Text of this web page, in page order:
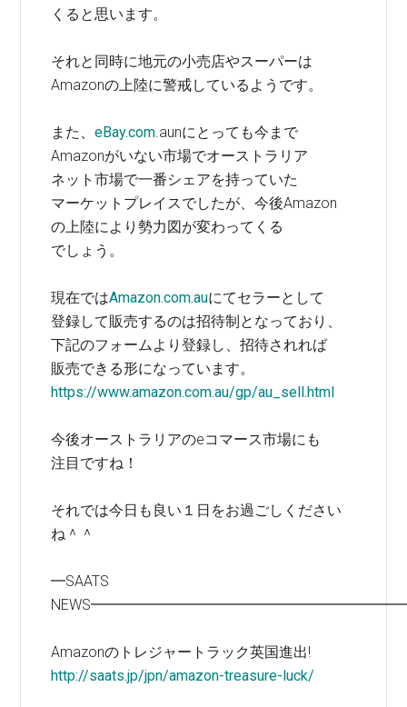
くると思います。
それと同時に地元の小売店やスーパーは
Amazonの上陸に警戒しているようです。
また、eBay.com.aunにとっても今まで
Amazonがいない市場でオーストラリア
ネット市場で一番シェアを持っていた
マーケットプレイスでしたが、今後Amazon
の上陸により勢力図が変わってくる
でしょう。
現在ではAmazon.com.auにてセラーとして
登録して販売するのは招待制となっており、
下記のフォームより登録し、招待されれば
販売できる形になっています。
https://www.amazon.com.au/gp/au_sell.html
今後オーストラリアのeコマース市場にも
注目ですね！
それでは今日も良い１日をお過ごしください
ね＾＾
━SAATS
Amazonのトレジャートラック英国進出!
http://saats.jp/jpn/amazon-treasure-luck/